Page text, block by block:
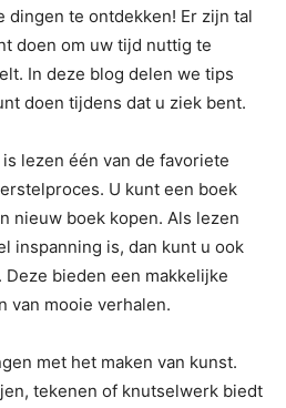
dingen te ontdekken! Er zijn tal
doen om uw tijd nuttig te
In deze blog delen we tips
doen tijdens dat u ziek bent.
lezen één van de favoriete
U kunt een boek
nieuw boek kopen. Als lezen
inspanning is, dan kunt u ook
bieden een makkelijke
van mooie verhalen.
met het maken van kunst.
tekenen of knutselwerk biedt